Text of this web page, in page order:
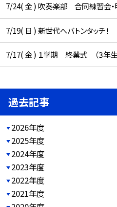
7/24( 金 ) 吹奏楽部 合同練習会・
7/19( 日 ) 新世代へバトンタッチ！
7/17( 金 ) １学期 終業式 （３年生
過去記事
2026年度
2025年度
2024年度
2023年度
2022年度
2021年度